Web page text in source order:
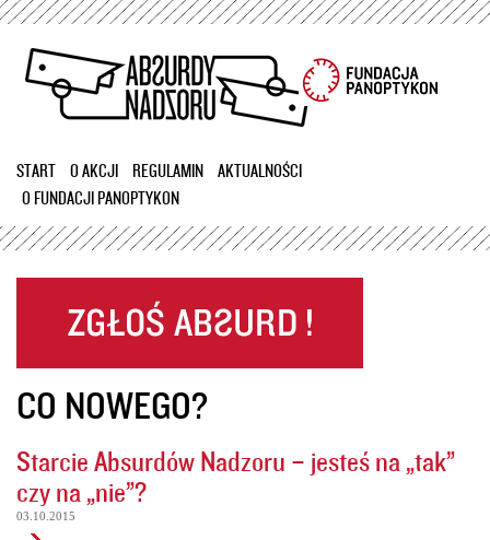
Przejdź
treści
START O AKCJI REGULAMIN
AKTUALNOŚCI
O FUNDACJI PANOPTYKON
CO NOWEGO?
Starcie Absurdów Nadzoru – jesteś na „tak”
czy na „nie”?
03.10.2015